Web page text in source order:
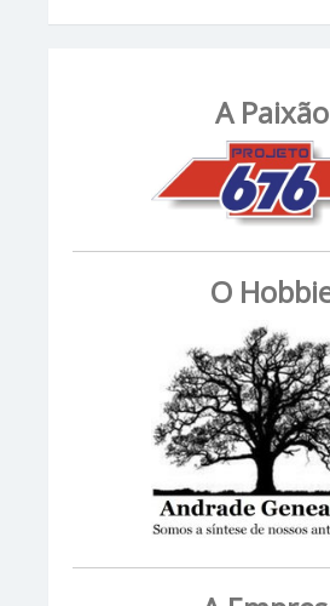
A Paixão
O